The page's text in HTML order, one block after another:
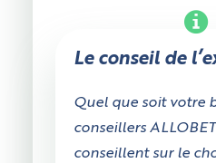
Le conseil de
Quel que soit votre
conseillers
conseillent sur le